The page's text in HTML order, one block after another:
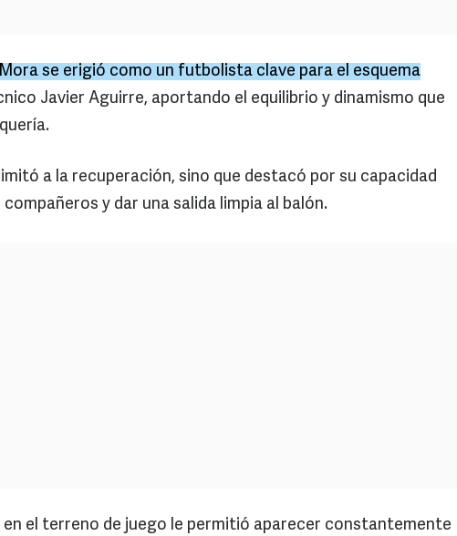
Mora se erigió como un futbolista clave para el esquema
Javier Aguirre, aportando el equilibrio y dinamismo que
a la recuperación, sino que destacó por su capacidad
y dar una salida limpia al balón.
en el terreno de juego le permitió aparecer constantemente